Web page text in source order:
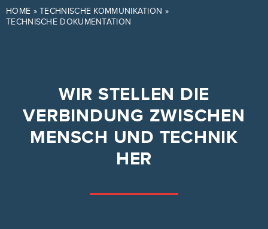
HOME »TECHNISCHE KOMMUNIKATION »
TECHNISCHE DOKUMENTATION
WIR STELLEN DIE
VERBINDUNG ZWISCHEN
MENSCH UND TECHNIK
HER